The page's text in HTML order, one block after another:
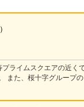
）
ライムスクエアの近く
また、桜十字グループ